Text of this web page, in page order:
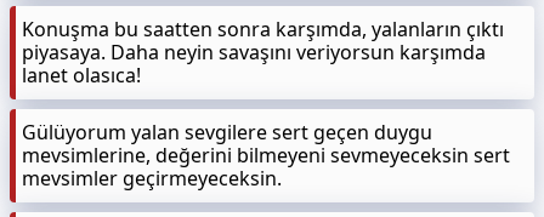
Konuşma bu saatten sonra karşımda, yalanların çıktı
piyasaya. Daha neyin savaşını veriyorsun karşımda
lanet olasıca!
Gülüyorum yalan sevgilere sert geçen duygu
mevsimlerine, değerini bilmeyeni sevmeyeceksin sert
mevsimler geçirmeyeceksin.